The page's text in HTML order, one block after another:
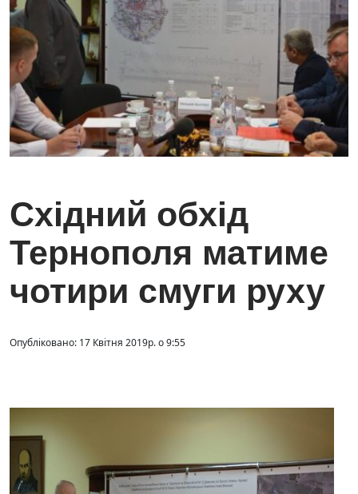
Східний обхід
Тернополя матиме
чотири смуги руху
Опубліковано: 17 Квітня 2019р. о 9:55